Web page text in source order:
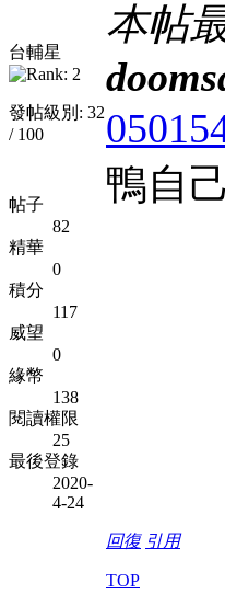
台輔星
發帖級別: 32
/ 100
帖子
82
精華
0
積分
117
威望
0
緣幣
138
閱讀權限
25
最後登錄
2020-
4-24
本帖
鴨自
回復 引用
TOP